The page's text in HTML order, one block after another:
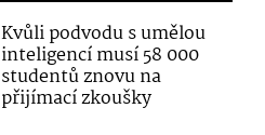
Kvůli podvodu s umělou
inteligencí musí 58 000
studentů znovu na
přijímací zkoušky